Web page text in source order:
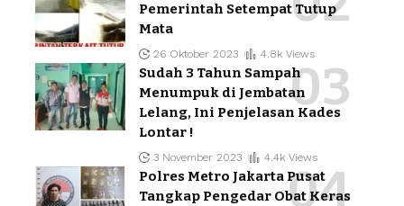
Pemerintah Setempat Tutup
Mata
26 Oktober 2023 4.8k Views
Sudah 3 Tahun Sampah
Menumpuk di Jembatan
Lelang, Ini Penjelasan Kades
Lontar !
3 November 2023 4.4k Views
Polres Metro Jakarta Pusat
Tangkap Pengedar Obat Keras